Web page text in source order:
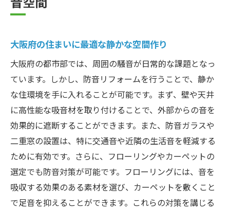
大阪府の住まいに最適な静かな空間作り
大阪府の都市部では、周囲の騒音が日常的な課題となっ
ています。しかし、防音リフォームを行うことで、静か
な住環境を手に入れることが可能です。まず、壁や天井
に高性能な吸音材を取り付けることで、外部からの音を
効果的に遮断することができます。また、防音ガラスや
二重窓の設置は、特に交通音や近隣の生活音を軽減する
ために有効です。さらに、フローリングやカーペットの
選定でも防音対策が可能です。フローリングには、音を
吸収する効果のある素材を選び、カーペットを敷くこと
で足音を抑えることができます。これらの対策を講じる